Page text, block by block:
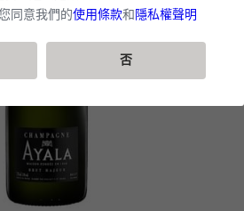
wine
膜拜酒
選酒
wine
wine
常選酒
常選酒
wine
級珍藏
階選酒
藏級珍藏
酒｜常規
酒｜頂級珍藏
藏級
常選酒
紅酒
常選酒
階選酒
酒
選酒
膜拜酒
選酒
選酒
常選酒
級珍藏
選白酒
選紅酒
藏
級珍藏
同意我們的使用條款和 隱私權聲明
否